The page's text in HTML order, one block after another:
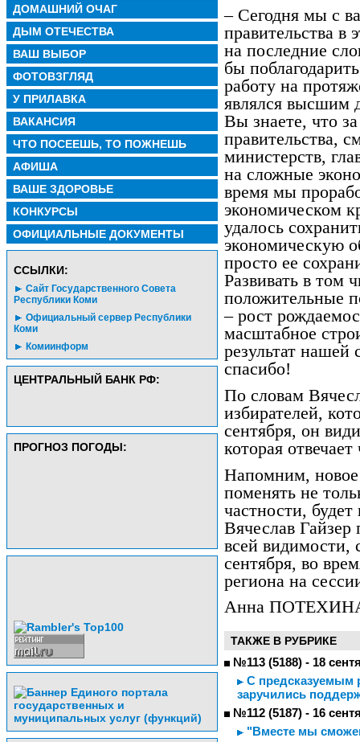
ДОМАШНИЙ ОЧАГ
ДЫМ ОТЕЧЕСТВА
ВАШ ВЫБОР
ФОТОВЗГЛЯД
У ПРИЛАВКА
ВАКАНСИЯ
ЧТО ПОСЕЕШЬ, ТО ПОЖНЕШЬ
АФИША
ВАШЕ ЗДОРОВЬЕ
КОНКУРСЫ
ОФИЦИАЛЬНЫЕ ДОКУМЕНТЫ
CСЫЛКИ:
Сайт Государственного Совета
Республики Коми
Официальный сервер Республики
Коми
Комиинформ
ЦЕНТРАЛЬНЫЙ БАНК РФ:
ПРОГНОЗ ПОГОДЫ:
– Сегодня мы с
правительства
на последние
бы
работу на
являлся высшим
Вы знаете, что
правительства,
министерств,
на сложные
время мы
экономическом
удалось
экономическую
просто ее
Развивать в том
положительные
– рост
масштабное
результат
спасибо!
По словам
избирателей,
сентября, он
которая
Напомним, новое
поменять не
частности,
Вячеслав
всей видимости,
сентября, во
региона на
Анна
ТАКЖЕ В РУБРИКЕ
№113 (5188) - 18
С предсказуемым
заручились
№112 (5187) - 16
"Вместе мы